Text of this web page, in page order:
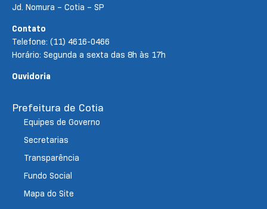
Jd. Nomura – Cotia – SP
Contato
Telefone: (11) 4616-0466
Horário: Segunda a sexta das 8h às 17h
Ouvidoria
Prefeitura de Cotia
Equipes de Governo
Secretarias
Transparência
Fundo Social
Mapa do Site